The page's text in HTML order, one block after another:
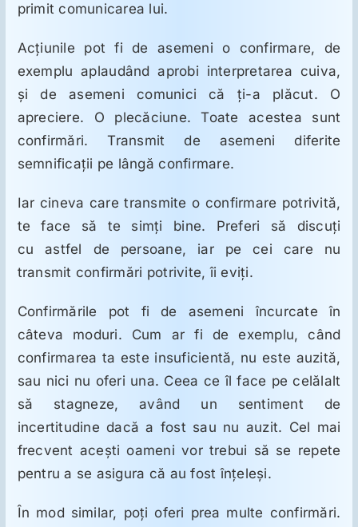
Antropologie
Proză utilă
primit comunicarea lui.
Acţiunile pot fi de asemeni o confirmare, de
exemplu aplaudând aprobi interpretarea cuiva,
şi de asemeni comunici că ţi-a plăcut. O
apreciere. O plecăciune. Toate acestea sunt
confirmări. Transmit de asemeni diferite
semnificaţii pe lângă confirmare.
Iar cineva care transmite o confirmare potrivită,
te face să te simţi bine. Preferi să discuţi
cu astfel de persoane, iar pe cei care nu
transmit confirmări potrivite, îi eviţi.
Confirmările pot fi de asemeni încurcate în
câteva moduri. Cum ar fi de exemplu, când
confirmarea ta este insuficientă, nu este auzită,
sau nici nu oferi una. Ceea ce îl face pe celălalt
să stagneze, având un sentiment de
incertitudine dacă a fost sau nu auzit. Cel mai
frecvent aceşti oameni vor trebui să se repete
pentru a se asigura că au fost înţeleşi.
În mod similar, poţi oferi prea multe confirmări.